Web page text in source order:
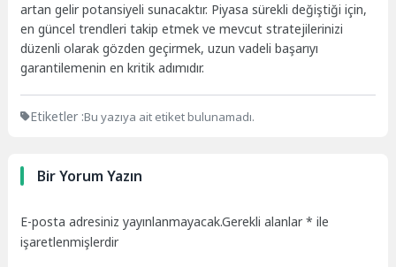
artan gelir potansiyeli sunacaktır. Piyasa sürekli değiştiği için,
en güncel trendleri takip etmek ve mevcut stratejilerinizi
düzenli olarak gözden geçirmek, uzun vadeli başarıyı
garantilemenin en kritik adımıdır.
Etiketler :Bu yazıya ait etiket bulunamadı.
Bir Yorum Yazın
E-posta adresiniz yayınlanmayacak.Gerekli alanlar* ile
işaretlenmişlerdir